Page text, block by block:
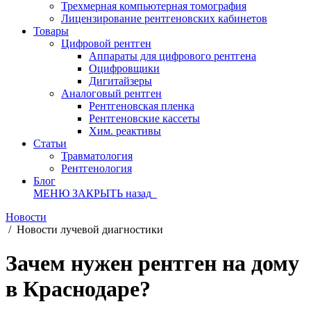
Трехмерная компьютерная томография
Лицензирование рентгеновских кабинетов
Товары
Цифровой рентген
Аппараты для цифрового рентгена
Оцифровщики
Дигитайзеры
Аналоговый рентген
Рентгеновская пленка
Рентгеновские кассеты
Хим. реактивы
Статьи
Травматология
Рентгенология
Блог
МЕНЮ ЗАКРЫТЬ назад
Новости
/ Новости лучевой диагностики
Зачем нужен рентген на дому
в Краснодаре?